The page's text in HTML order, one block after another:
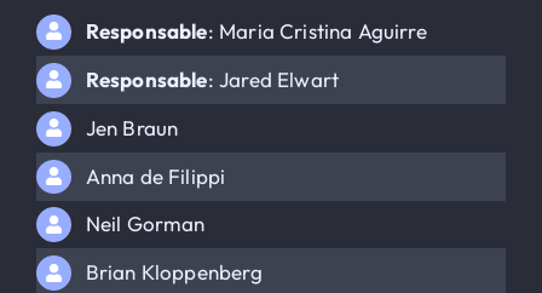
Responsable: Maria Cristina Aguirre
Responsable: Jared Elwart
Jen Braun
Anna de Filippi
Neil Gorman
Brian Kloppenberg